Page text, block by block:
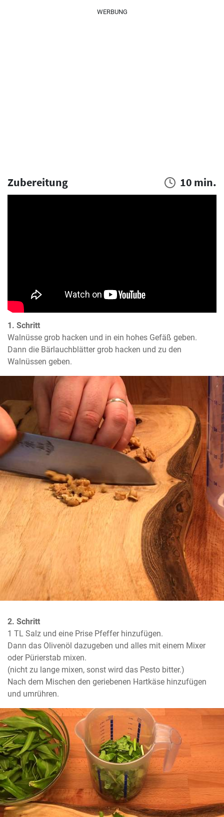
WERBUNG
Zubereitung 10 min.
1. Schritt
Walnüsse grob hacken und in ein hohes Gefäß geben.
Dann die Bärlauchblätter grob hacken und zu den
Walnüssen geben.
2. Schritt
1 TL Salz und eine Prise Pfeffer hinzufügen.
Dann das Olivenöl dazugeben und alles mit einem Mixer
oder Pürierstab mixen.
(nicht zu lange mixen, sonst wird das Pesto bitter.)
Nach dem Mischen den geriebenen Hartkäse hinzufügen
und umrühren.